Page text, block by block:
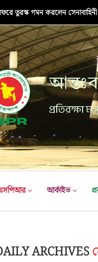
টাইগার লাইটনিং-২০২৬ এর
প্রতিরক্ষা
আর্কাইভ
ARCHIVES